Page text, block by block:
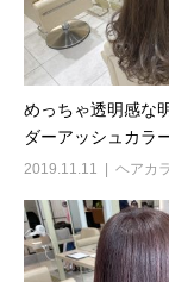
めっちゃ透明感な
ダーアッシュカラ
2019.11.11 ヘアカ